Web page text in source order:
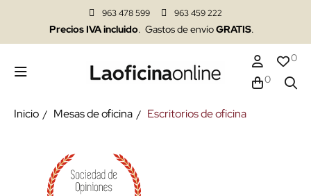
963 478 599 963 459 222
Precios IVA incluido. Gastos de envíoGRATIS.
0
0
Inicio Mesas de oficina Escritorios de oficina